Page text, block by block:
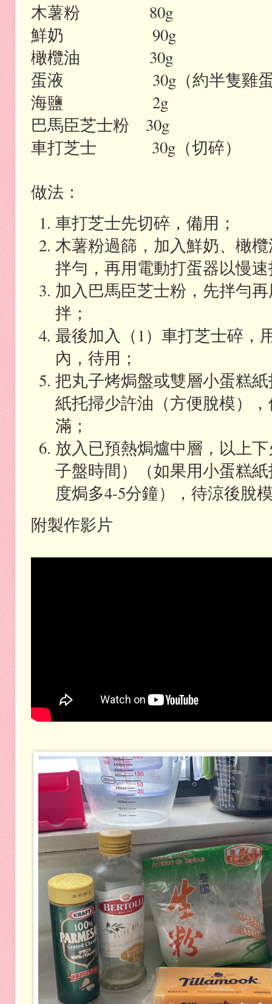
木薯粉
80g
鮮奶
90g
橄欖油
30g
蛋液
30g （約半隻雞
海鹽
2g
巴馬臣芝士粉
30g
車打芝士
30g （切碎）
做法：
車打芝士先切碎，備用；
木薯粉過篩，加入鮮奶、橄
拌勻，再用電動打蛋器以慢
加入巴馬臣芝士粉，先拌勻
拌；
最後加入（1）車打芝士碎，
內，待用；
把丸子烤焗盤或雙層小蛋糕
紙托掃少許油（方便脫模）
滿；
放入已預熱焗爐中層，以上
子盤時間）（如果用小蛋糕
度焗多4-5分鐘），待涼後脫
附製作影片